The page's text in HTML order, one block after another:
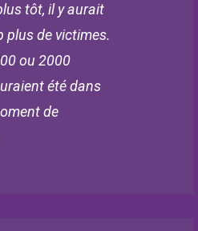
tôt, il y aurait
plus de victimes.
ou 2000
été dans
de